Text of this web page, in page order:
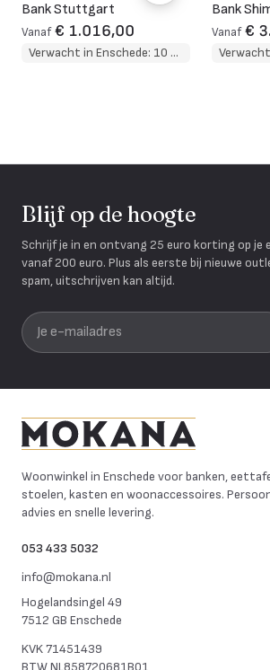
Bank Stuttgart
Vanaf € 1.016,00
Verwacht in Enschede: 10 weken
Bank
Vanaf €
Blijf op de hoogte
Schrijf je in en ontvang 25 euro korting op je
vanaf 200 euro. Plus als eerste bij nieuwe
spam, uitschrijven kan altijd.
Je e-mailadres
Woonwinkel in Enschede voor banken,
stoelen, kasten en woonaccessoires.
advies en snelle levering.
053 433 5032
info@mokana.nl
Hogelandsingel 49
7512 GB Enschede
KVK71451439
BTWNL858720681B01